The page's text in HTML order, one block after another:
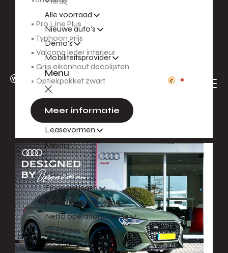
Alle voorraad
Nieuwe auto's
Demo's
Mobiliteitsprovider
Menu
Over ons
Leasevormen
Menu
Terug
Financial lease
Full operational lease
Netto operational lease
Fleetsales
Shortlease
0
• Pro Line Plus
• Typhoon grijs
• Valcona leder interieur
• Grijs eikenhout decolijsten
• Optiekpakket zwart
Meer informatie